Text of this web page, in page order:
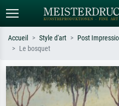
Recherchez par artiste, titre ou style –
ex. Monet, Nuit étoilée,
impressionnisme, vague de Hokusai,
Accueil Style d'art Post
Le bosquet